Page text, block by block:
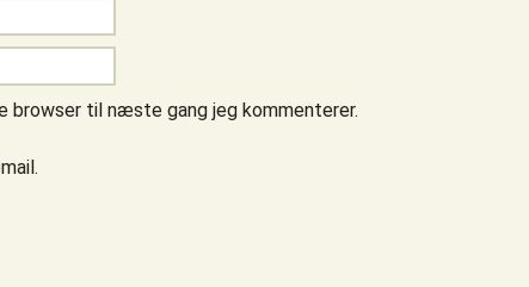
browser til næste gang jeg kommenterer.